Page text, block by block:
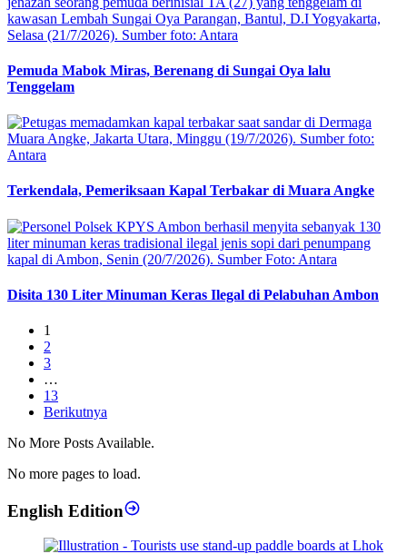
Pemuda Mabok Miras, Berenang di Sungai Oya lalu
Tenggelam
Terkendala, Pemeriksaan Kapal Terbakar di Muara Angke
Disita 130 Liter Minuman Keras Ilegal di Pelabuhan Ambon
1
2
3
…
13
Berikutnya
No More Posts Available.
No more pages to load.
English Edition